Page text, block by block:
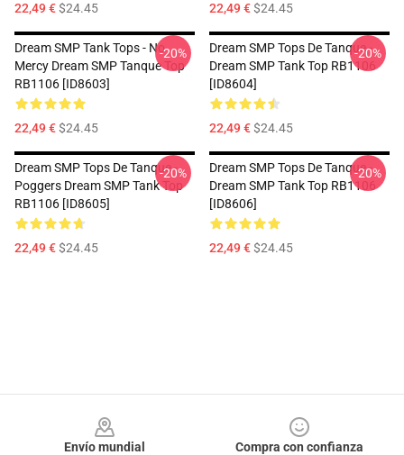
22,49 €$24.45 22,49 €$24.45
Dream SMP Tank Tops - No
Mercy Dream SMP Tanque Top
RB1106 [ID8603]
22,49 €$24.45
-20%
Dream SMP Tops De Tanque -
Dream SMP Tank Top RB1106
[ID8604]
22,49 €$24.45
-20%
Dream SMP Tops De Tanque -
Poggers Dream SMP Tank Top
RB1106 [ID8605]
22,49 €$24.45
-20%
Dream SMP Tops De Tanque -
Dream SMP Tank Top RB1106
[ID8606]
22,49 €$24.45
-20%
Envío mundial
Compra con confianza